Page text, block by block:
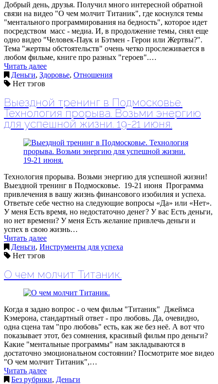
Добрый день, друзья. Получил много интересной обратной
связи на видео "О чем молчит Титаник", где коснулся темы
"ментального программирования на бедность", которое идет
посредством масс - медиа. И, в продолжение темы, снял еще
одно видео "Человек-Паук и Бэтмен - Герои или Жертвы?".
Тема "жертвы обстоятельств" очень четко прослеживается в
любом фильме, книге про разных "героев".…
Читать далее
Деньги, Здоровье, Отношения
Нет тэгов
Выездной тренинг в Подмосковье.
Технология прорыва. Возьми энергию
для успешной жизни. 19-21 июня.
Технология прорыва. Возьми энергию для успешной жизни!
Выездной тренинг в Подмосковье. 19-21 июня Программа
привлечения в вашу жизнь финансового изобилия и успеха.
Ответьте себе честно на следующие вопросы «Да» или «Нет».
У меня Есть время, но недостаточно денег? У вас Есть деньги,
но нет времени? У меня Есть желание привлечь деньги и
успех в свою жизнь…
Читать далее
Деньги, Инструменты для успеха
Нет тэгов
О чем молчит Титаник.
Когда я задаю вопрос - о чем фильм "Титаник" Джеймса
Кэмерона, стандартный ответ - про любовь. Да, очевидно,
одна сцена там "про любовь" есть, как же без неё. А вот что
показывает этот, без сомнения, красивый фильм про деньги?
Какие "ментальные программы" нам закладываются в
достаточно эмоциональном состоянии? Посмотрите мое видео
"О чем молчит Титаник",…
Читать далее
Без рубрики, Деньги